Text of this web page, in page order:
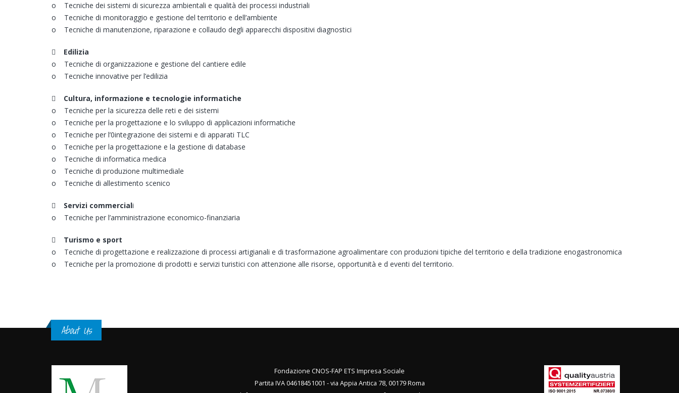
o Tecniche dei sistemi di sicurezza ambientali e qualità dei processi industriali
o Tecniche di monitoraggio e gestione del territorio e dell’ambiente
o Tecniche di manutenzione, riparazione e collaudo degli apparecchi dispositivi diagnostici

Edilizia
o Tecniche di organizzazione e gestione del cantiere edile
o Tecniche innovative per l’edilizia
 Cultura, informazione e tecnologie informatiche
o Tecniche per la sicurezza delle reti e dei sistemi
o Tecniche per la progettazione e lo sviluppo di applicazioni informatiche
o Tecniche per l’0integrazione dei sistemi e di apparati TLC
o Tecniche per la progettazione e la gestione di database
o Tecniche di informatica medica
o Tecniche di produzione multimediale
o Tecniche di allestimento scenico
 Servizi commerciali
o Tecniche per l’amministrazione economico-finanziaria

Turismo e sport
o Tecniche di progettazione e realizzazione di processi artigianali e di trasformazione agroalimentare con produzioni tipiche del territorio e della tradizione enogastronomica
o Tecniche per la promozione di prodotti e servizi turistici con attenzione alle risorse, opportunità e d eventi del territorio.
About Us
Fondazione CNOS-FAP ETS Impresa Sociale
Partita IVA 04618451001 - via Appia Antica 78, 00179 Roma